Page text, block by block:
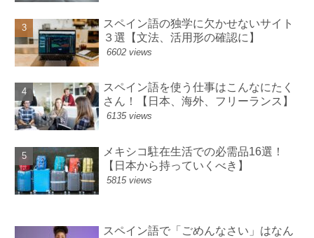
スペイン語の独学に欠かせないサイト
３選【文法、活用形の確認に】
6602 views
スペイン語を使う仕事はこんなにたく
さん！【日本、海外、フリーランス】
6135 views
メキシコ駐在生活での必需品16選！
【日本から持っていくべき】
5815 views
スペイン語で「ごめんなさい」はなん